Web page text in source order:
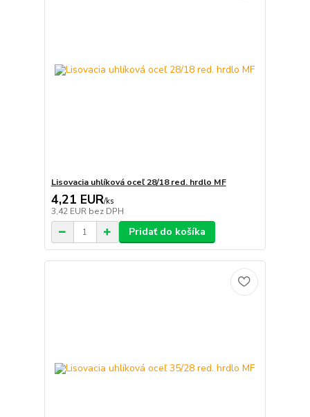
Lisovacia uhlíková oceľ 28/18 red. hrdlo MF
4,21 EUR/ks
3,42 EUR bez DPH
Pridať do košíka